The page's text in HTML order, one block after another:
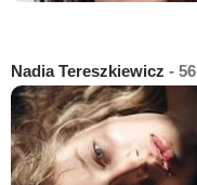
Nadia Tereszkiewicz - 56